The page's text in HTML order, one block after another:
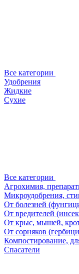
Все категории
Удобрения
Жидкие
Сухие
Все категории
Агрохимия,
Микроудобрения,
От болезней
От вредителей
От крыс, мышей,
От сорняков
Компостирование,
Спасатели